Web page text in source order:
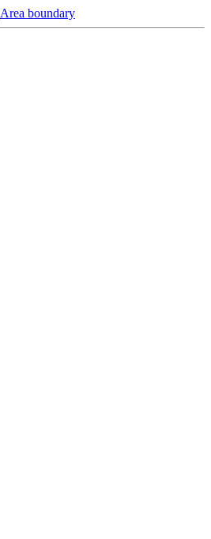
Area boundary